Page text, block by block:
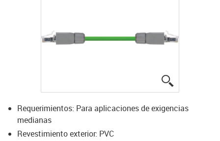
Requerimientos: Para aplicaciones de exigencias
medianas
Revestimiento exterior: PVC